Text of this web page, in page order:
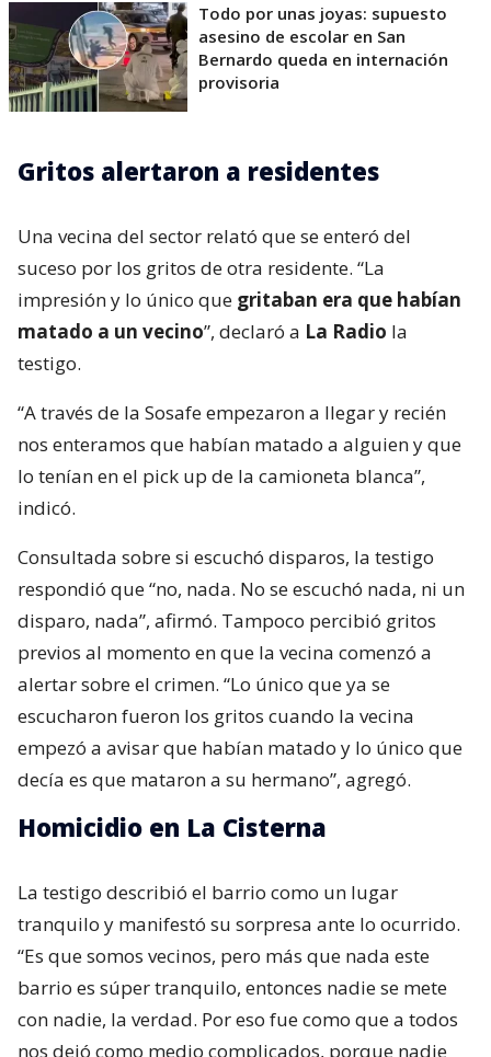
Todo por unas joyas: supuesto
asesino de escolar en San
Bernardo queda en internación
provisoria
Gritos alertaron a residentes
Una vecina del sector relató que se enteró del
suceso por los gritos de otra residente. “La
impresión y lo único que gritaban era que habían
matado a un vecino”, declaró a La Radio la
testigo.
“A través de la Sosafe empezaron a llegar y recién
nos enteramos que habían matado a alguien y que
lo tenían en el pick up de la camioneta blanca”,
indicó.
Consultada sobre si escuchó disparos, la testigo
respondió que “no, nada. No se escuchó nada, ni un
disparo, nada”, afirmó. Tampoco percibió gritos
previos al momento en que la vecina comenzó a
alertar sobre el crimen. “Lo único que ya se
escucharon fueron los gritos cuando la vecina
empezó a avisar que habían matado y lo único que
decía es que mataron a su hermano”, agregó.
Homicidio en La Cisterna
La testigo describió el barrio como un lugar
tranquilo y manifestó su sorpresa ante lo ocurrido.
“Es que somos vecinos, pero más que nada este
barrio es súper tranquilo, entonces nadie se mete
con nadie, la verdad. Por eso fue como que a todos
nos dejó como medio complicados, porque nadie